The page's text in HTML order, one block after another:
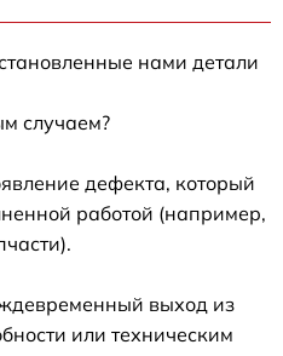
нами детали
случаем?
дефекта, который
работой (например,
выход из
или техническим